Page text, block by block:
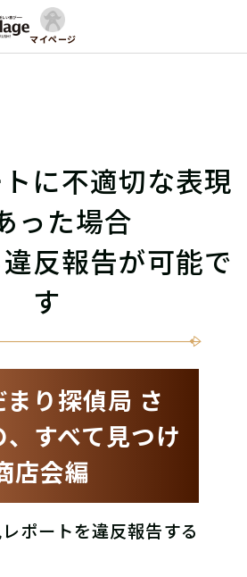
マイページ
に不適切な表現
った場合
反報告が可能で
す
り探偵局 さ
すべて見つけ
店会編
ポートを違反報告する